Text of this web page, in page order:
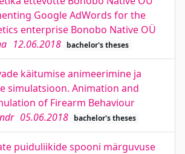
Google AdWords for the
enterprise Bonobo Native OÜ
12.06.2018 bachelor's theses
käitumise animeerimine ja
simulatsioon. Animation and
of Firearm Behaviour
05.06.2018 bachelor's theses
puiduliikide spooni märguvuse